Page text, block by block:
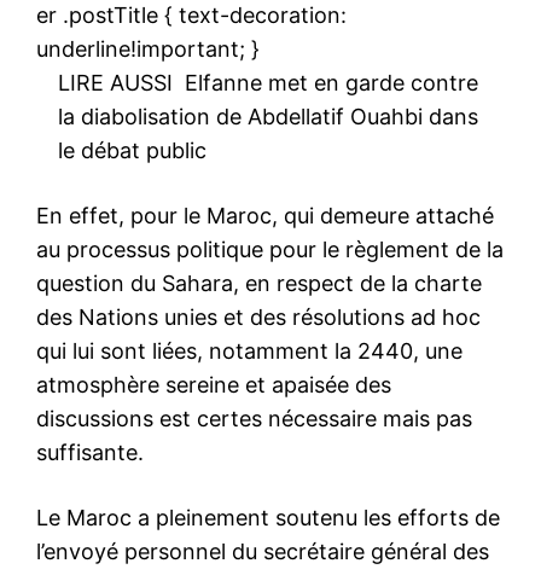
er .postTitle { text-decoration:
underline!important; }
LIRE AUSSI Elfanne met en garde contre
la diabolisation de Abdellatif Ouahbi dans
le débat public
En effet, pour le Maroc, qui demeure attaché
au processus politique pour le règlement de la
question du Sahara, en respect de la charte
des Nations unies et des résolutions ad hoc
qui lui sont liées, notamment la 2440, une
atmosphère sereine et apaisée des
discussions est certes nécessaire mais pas
suffisante.
Le Maroc a pleinement soutenu les efforts de
l’envoyé personnel du secrétaire général des